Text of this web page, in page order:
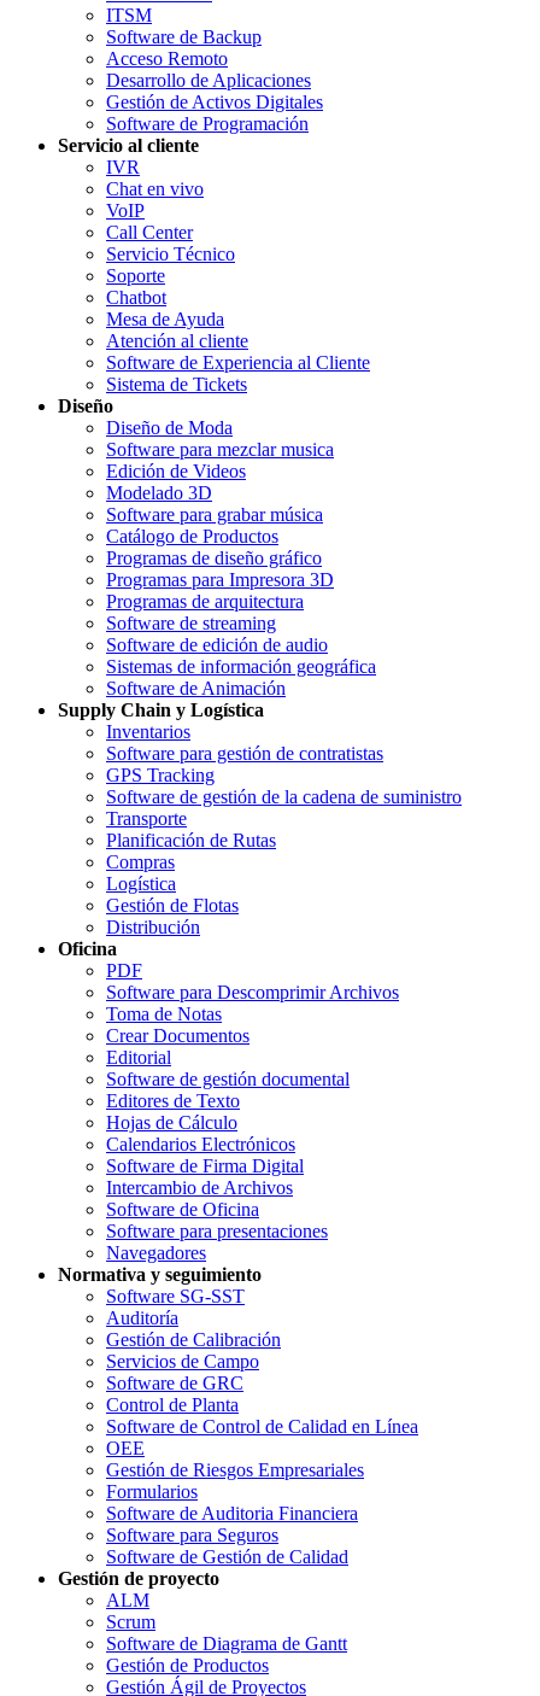
ITSM
Software de Backup
Acceso Remoto
Desarrollo de Aplicaciones
Gestión de Activos Digitales
Software de Programación
Servicio al cliente
IVR
Chat en vivo
VoIP
Call Center
Servicio Técnico
Soporte
Chatbot
Mesa de Ayuda
Atención al cliente
Software de Experiencia al Cliente
Sistema de Tickets
Diseño
Diseño de Moda
Software para mezclar musica
Edición de Videos
Modelado 3D
Software para grabar música
Catálogo de Productos
Programas de diseño gráfico
Programas para Impresora 3D
Programas de arquitectura
Software de streaming
Software de edición de audio
Sistemas de información geográfica
Software de Animación
Supply Chain y Logística
Inventarios
Software para gestión de contratistas
GPS Tracking
Software de gestión de la cadena de suministro
Transporte
Planificación de Rutas
Compras
Logística
Gestión de Flotas
Distribución
Oficina
PDF
Software para Descomprimir Archivos
Toma de Notas
Crear Documentos
Editorial
Software de gestión documental
Editores de Texto
Hojas de Cálculo
Calendarios Electrónicos
Software de Firma Digital
Intercambio de Archivos
Software de Oficina
Software para presentaciones
Navegadores
Normativa y seguimiento
Software SG-SST
Auditoría
Gestión de Calibración
Servicios de Campo
Software de GRC
Control de Planta
Software de Control de Calidad en Línea
OEE
Gestión de Riesgos Empresariales
Formularios
Software de Auditoria Financiera
Software para Seguros
Software de Gestión de Calidad
Gestión de proyecto
ALM
Scrum
Software de Diagrama de Gantt
Gestión de Productos
Gestión Ágil de Proyectos